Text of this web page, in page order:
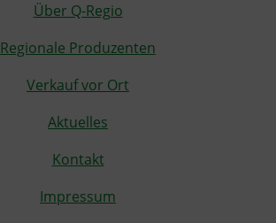
Über Q-Regio
Regionale Produzenten
Verkauf vor Ort
Aktuelles
Kontakt
Impressum